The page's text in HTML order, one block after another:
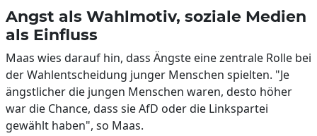
Angst als Wahlmotiv, soziale Medien
als Einfluss
Maas wies darauf hin, dass Ängste eine zentrale Rolle bei
der Wahlentscheidung junger Menschen spielten. "Je
ängstlicher die jungen Menschen waren, desto höher
war die Chance, dass sie AfD oder die Linkspartei
gewählt haben", so Maas.